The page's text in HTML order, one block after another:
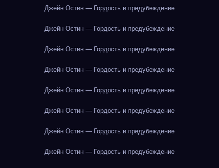
Джейн Остин — Гордость и предубеждение
Джейн Остин — Гордость и предубеждение
Джейн Остин — Гордость и предубеждение
Джейн Остин — Гордость и предубеждение
Джейн Остин — Гордость и предубеждение
Джейн Остин — Гордость и предубеждение
Джейн Остин — Гордость и предубеждение
Джейн Остин — Гордость и предубеждение